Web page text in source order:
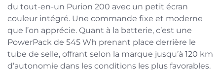
du tout-en-un Purion 200 avec un petit écran
couleur intégré. Une commande fixe et moderne
que l’on apprécie. Quant à la batterie, c’est une
PowerPack de 545 Wh prenant place derrière le
tube de selle, offrant selon la marque jusqu’à 120 km
d’autonomie dans les conditions les plus favorables.